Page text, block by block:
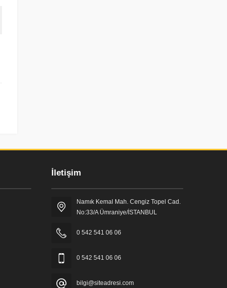
İletişim
Namık Kemal Mah. Cengiz Topel Cad.
No:33/A Ümraniye/İSTANBUL
0 542 541 06 06
0 542 541 06 06
bilgi@siteadresi.com